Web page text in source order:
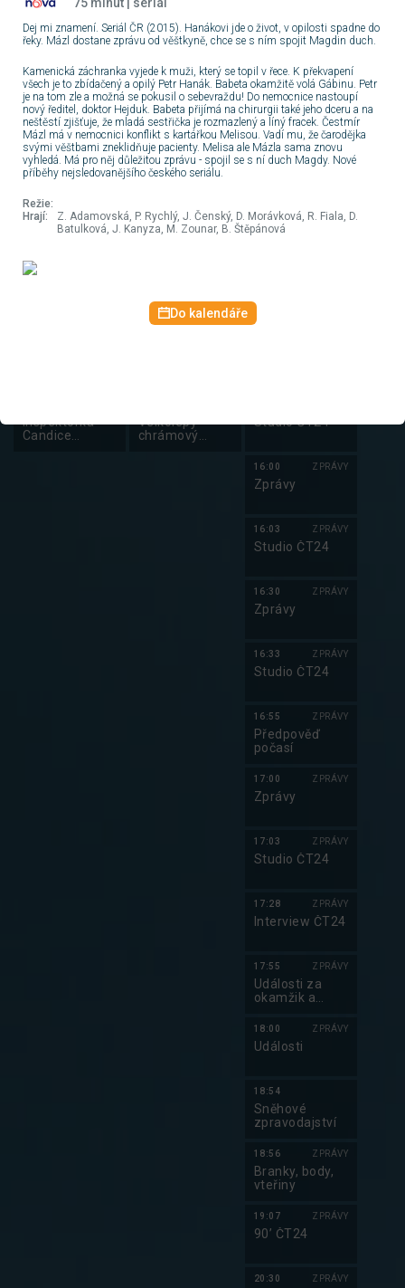
19:05
Losování
Šance
19:10 SERIÁL
Sever (2/6)
20:10 DOKUMENT
13. komnata
20:35 FILM
Všichni musí
Inspektorka
Candice
18:40 DOKUMENT
Postřehy
18:50 ZPRÁVY
Zprávy v
českém
znakovém
jazyce
19:00 DOKUMENT
Miroslav
(3/3)
19:55 ZÁBAVA
Bedekr XI
školách
Velkolepý
chrámový
14:00 ZPRÁVY
Zprávy
ZPRÁVY
Studio ČT24
14:30 ZPRÁVY
14:33 ZPRÁVY
Studio ČT24
Studio ČT24
16:00 ZPRÁVY
Zprávy
16:03 ZPRÁVY
Studio ČT24
16:30 ZPRÁVY
Zprávy
16:33 ZPRÁVY
Studio ČT24
16:55 ZPRÁVY
Předpověď
počasí
17:00 ZPRÁVY
Zprávy
17:03 ZPRÁVY
Studio ČT24
17:28 ZPRÁVY
Interview ČT24
17:55 ZPRÁVY
Události za
okamžik a
18:00 ZPRÁVY
Události
18:54
Sněhové
zpravodajství
18:56 ZPRÁVY
Branky, body,
vteřiny
19:07 ZPRÁVY
90’ ČT24
20:30 ZPRÁVY
Dej mi znamení. Seriál ČR (2015). Hanákovi jde o život, v opilosti spadne do
řeky. Mázl dostane zprávu od věštkyně, chce se s ním spojit Magdin duch.
Kamenická záchranka vyjede k muži, který se topil v řece. K překvapení
všech je to zbídačený a opilý Petr Hanák. Babeta okamžitě volá Gábinu. Petr
je na tom zle a možná se pokusil o sebevraždu! Do nemocnice nastoupí
nový ředitel, doktor Hejduk. Babeta přijímá na chirurgii také jeho dceru a na
neštěstí zjišťuje, že mladá sestřička je rozmazlený a líný fracek. Čestmír
Mázl má v nemocnici konflikt s kartářkou Melisou. Vadí mu, že čarodějka
svými věštbami zneklidňuje pacienty. Melisa ale Mázla sama znovu
vyhledá. Má pro něj důležitou zprávu - spojil se s ní duch Magdy. Nové
příběhy nejsledovanějšího českého seriálu.
Režie:
Hrají:
Z. Adamovská, P. Rychlý, J. Čenský, D. Morávková, R. Fiala, D.
Batulková, J. Kanyza, M. Zounar, B. Štěpánová
Do kalendáře